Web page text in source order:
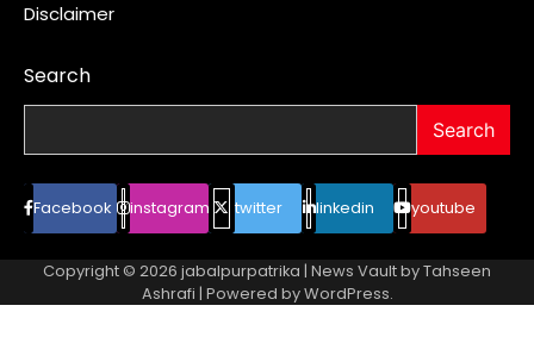
Disclaimer
Search
Search
Facebook instagram twitter linkedin youtube
Copyright © 2026 jabalpurpatrika | News Vault byTahseen
Ashrafi | Powered byWordPress.